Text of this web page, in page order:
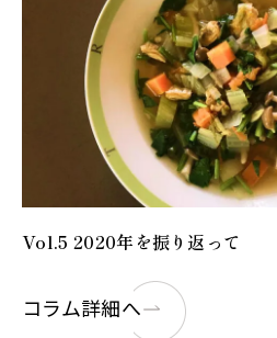
Vol.5 2020年を振り返って
コラム詳細へ